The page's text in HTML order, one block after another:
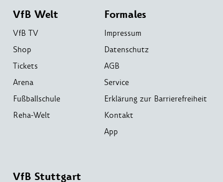
VfB Welt
VfB TV
Shop
Tickets
Arena
Fußballschule
Reha-Welt
Formales
Impressum
Datenschutz
AGB
Service
Erklärung zur Barrierefreiheit
Kontakt
App
VfB Stuttgart